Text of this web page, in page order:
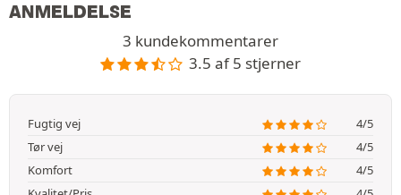
ANMELDELSE
3 kundekommentarer
3.5 af 5 stjerner
Fugtig vej
4/5
Tør vej
4/5
Komfort
4/5